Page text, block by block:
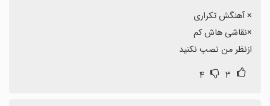
ازنظر من نصب نکنید
۳ ۴